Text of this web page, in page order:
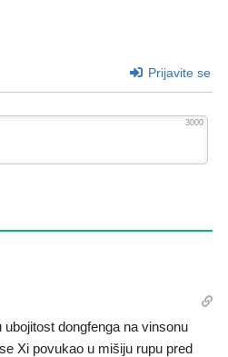
Prijavite se
3000
dongfenga na vinsonu
Xi povukao u mišiju rupu pred